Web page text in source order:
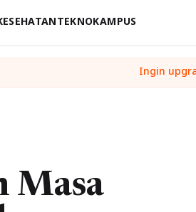
TEKNOKAMPUS
Masa